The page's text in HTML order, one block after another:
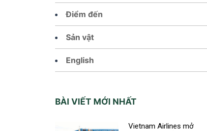
Điểm đến
Sản vật
English
BÀI VIẾT MỚI NHẤT
Vietnam Airlines mở